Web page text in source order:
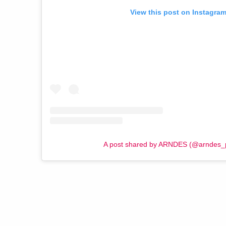
View this post on Instagram
A post shared by ARNDES